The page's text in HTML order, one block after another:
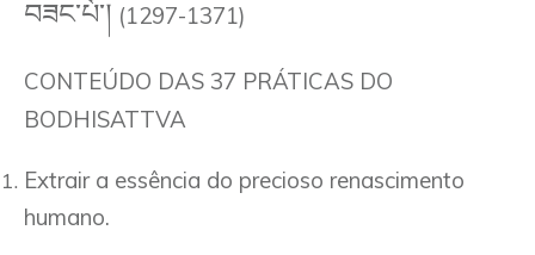
བཟང་པོ་། (1297-1371)
CONTEÚDO DAS 37 PRÁTICAS DO
BODHISATTVA
Extrair a essência do precioso renascimento
humano.